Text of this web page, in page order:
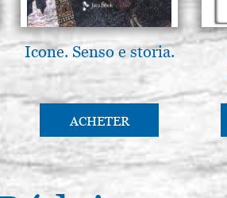
Icone. Senso e storia.
ACHETER